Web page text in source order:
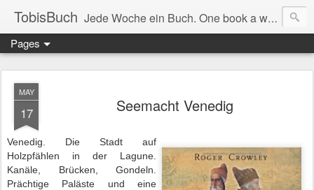
TobisBuch Jede Woche ein Buch. One book a week.
Pages
MAY
17 Seemacht Venedig
Venedig. Die Stadt auf
Holzpfählen in der Lagune.
Kanäle, Brücken, Gondeln.
Prächtige Paläste und eine